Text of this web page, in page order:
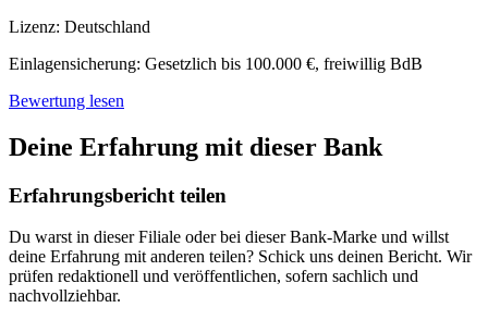
Lizenz: Deutschland
Einlagensicherung: Gesetzlich bis 100.000 €, freiwillig BdB
Bewertung lesen
Deine Erfahrung mit dieser Bank
Erfahrungsbericht teilen
Du warst in dieser Filiale oder bei dieser Bank-Marke und willst
deine Erfahrung mit anderen teilen? Schick uns deinen Bericht. Wir
prüfen redaktionell und veröffentlichen, sofern sachlich und
nachvollziehbar.